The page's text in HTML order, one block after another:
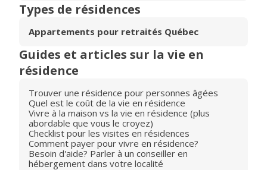
Types de résidences
Appartements pour retraités Québec
Guides et articles sur la vie en
résidence
Trouver une résidence pour personnes âgées
Quel est le coût de la vie en résidence
Vivre à la maison vs la vie en résidence (plus
abordable que vous le croyez)
Checklist pour les visites en résidences
Comment payer pour vivre en résidence?
Besoin d'aide? Parler à un conseiller en
hébergement dans votre localité